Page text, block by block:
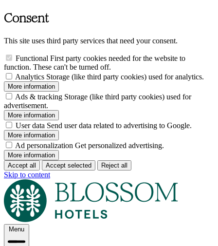
Consent
This site uses third party services that need your consent.
Functional First party cookies needed for the website to
function. These can't be turned off.
Analytics Storage (like third party cookies) used for analytics.
More information
Ads & tracking Storage (like third party cookies) used for
advertisement.
More information
User data Send user data related to advertising to Google.
More information
Ad personalization Get personalized advertising.
More information
Accept all
Accept selected Reject all
Skip to content
Menu